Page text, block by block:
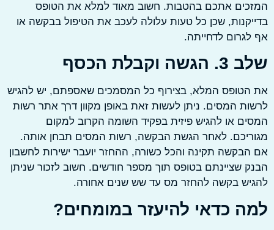
אתכם בהטבות. חשוב מאוד למלא את הטופס
שכן כל טעות עלולה לעכב את הטיפול בבקשה או
לדחייתה.
וקבלת הכסף
המלא, בצירוף כל המסמכים שאספתם, יש להגיש
המסים. ניתן לעשות זאת באופן מקוון דרך אתר רשות
או להגיש פיזית בפקיד השומה הקרוב למקום
לאחר הגשת הבקשה, רשות המסים תבחן אותה.
תקינה והכל כשורה, ההחזר יועבר ישירות לחשבון
שציינתם בטופס תוך מספר חודשים. חשוב לזכור שניתן
בקשה להחזר מס עד שש שנים אחורה.
כדאי להיעזר במומחים?